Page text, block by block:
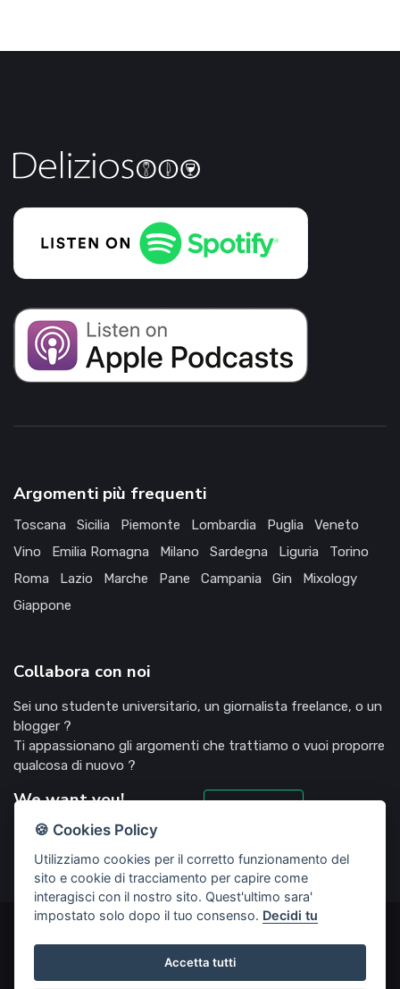
Argomenti più frequenti
Toscana Sicilia Piemonte Lombardia Puglia
Veneto
Vino
Emilia Romagna Milano Sardegna Liguria
Torino
Roma
Lazio Marche Pane Campania Gin
Mixology
Giappone
Collabora con noi
Sei uno studente universitario, un giornalista freelance, o un
blogger ?
Ti appassionano gli argomenti che trattiamo o vuoi proporre
qualcosa di nuovo ?
We want you!
©2022 Deliziosooo.it - v. 1.1.0 - Tutti i diritti sono riservati,
vietata la riproduzione senza accordi preventivi
Start Up creata daRubisco web agency
🍪 Cookies Policy
Utilizziamo cookies per il corretto funzionamento del
sito e cookie di tracciamento per capire come
interagisci con il nostro sito. Quest'ultimo sara'
impostato solo dopo il tuo consenso. Decidi tu
Accetta tutti